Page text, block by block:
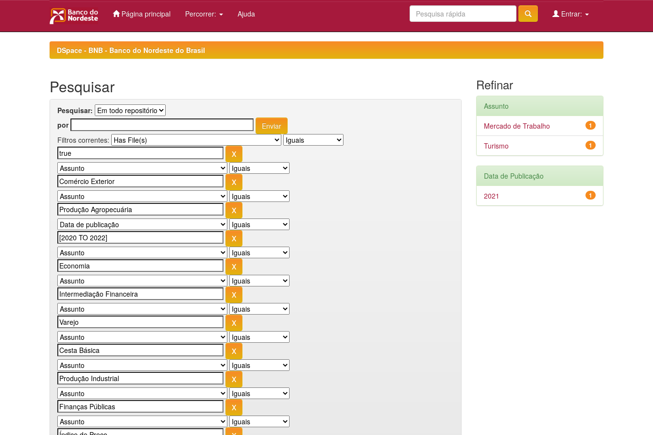
Página principal Percorrer: Ajuda Entrar:
DSpace - BNB - Banco do Nordeste do Brasil
Pesquisar
Pesquisar:
por
Filtros correntes:
Refinar
Assunto
1
Mercado de Trabalho
1
Turismo
Data de Publicação
1
2021